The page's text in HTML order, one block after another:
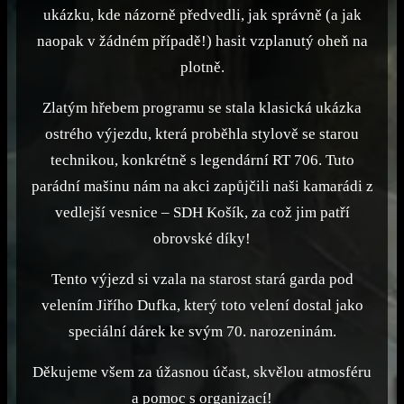
ukázku, kde názorně předvedli, jak správně (a jak
naopak v žádném případě!) hasit vzplanutý oheň na
plotně.
Zlatým hřebem programu se stala klasická ukázka
ostrého výjezdu, která proběhla stylově se starou
technikou, konkrétně s legendární RT 706. Tuto
parádní mašinu nám na akci zapůjčili naši kamarádi z
vedlejší vesnice – SDH Košík, za což jim patří
obrovské díky!
Tento výjezd si vzala na starost stará garda pod
velením Jiřího Dufka, který toto velení dostal jako
speciální dárek ke svým 70. narozeninám.
Děkujeme všem za úžasnou účast, skvělou atmosféru
a pomoc s organizací!